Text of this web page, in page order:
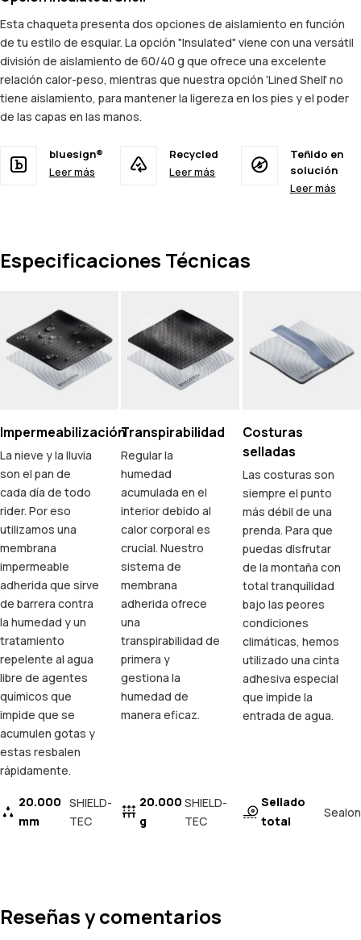
Esta chaqueta presenta dos opciones de aislamiento en función
de tu estilo de esquiar. La opción "Insulated" viene con una versátil
división de aislamiento de 60/40 g que ofrece una excelente
relación calor-peso, mientras que nuestra opción 'Lined Shell' no
tiene aislamiento, para mantener la ligereza en los pies y el poder
de las capas en las manos.
bluesign®
Leer más
Recycled
Leer más
Teñido en
solución
Leer más
Especificaciones Técnicas
Impermeabilización
La nieve y la lluvia
son el pan de
cada día de todo
rider. Por eso
utilizamos una
membrana
impermeable
adherida que sirve
de barrera contra
la humedad y un
tratamiento
repelente al agua
libre de agentes
químicos que
impide que se
acumulen gotas y
estas resbalen
rápidamente.
20.000
mm
SHIELD-
TEC
Transpirabilidad
Regular la
humedad
acumulada en el
interior debido al
calor corporal es
crucial. Nuestro
sistema de
membrana
adherida ofrece
una
transpirabilidad de
primera y
gestiona la
humedad de
manera eficaz.
20.000
g
SHIELD-
TEC
Costuras
selladas
Las costuras son
siempre el punto
más débil de una
prenda. Para que
puedas disfrutar
de la montaña con
total tranquilidad
bajo las peores
condiciones
climáticas, hemos
utilizado una cinta
adhesiva especial
que impide la
entrada de agua.
Sellado
total
Sealon
Reseñas y comentarios